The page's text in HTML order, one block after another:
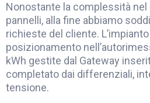
Nonostante la complessità
pannelli, alla fine abbiamo
richieste del cliente.
posizionamento
kWh gestite dal Gateway
completato dai differenziali,
tensione.